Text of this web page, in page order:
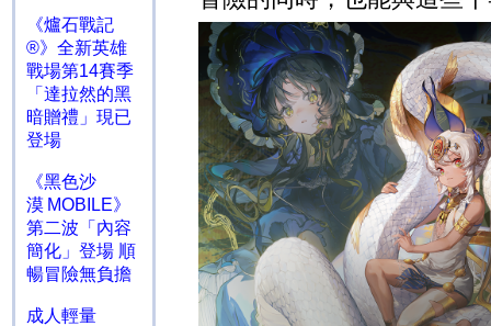
《爐石戰記
®》全新英雄
戰場第14賽季
「達拉然的黑
暗贈禮」現已
登場
《黑色沙
漠 MOBILE》
第二波「內容
簡化」登場 順
暢冒險無負擔
成人輕量